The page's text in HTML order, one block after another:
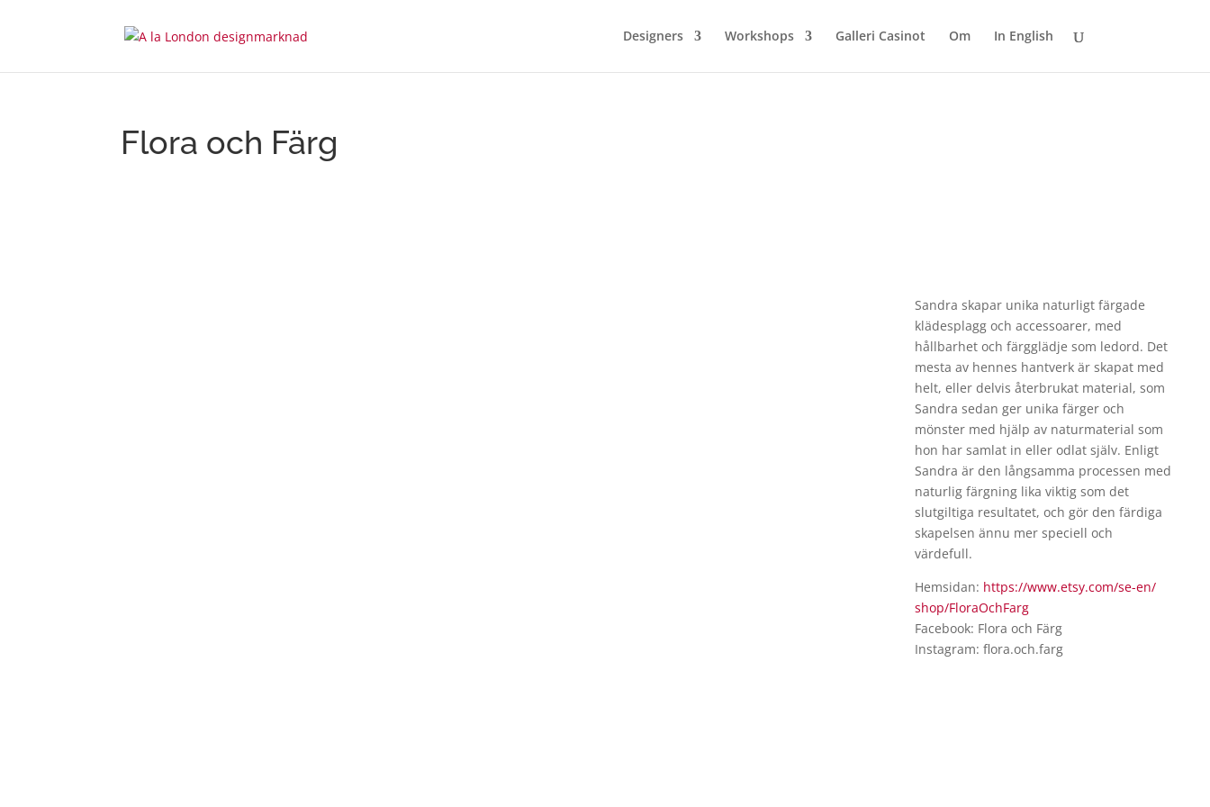
Designers Workshops Galleri Casinot Om In English
Flora och Färg
Sandra skapar unika naturligt färgade
klädesplagg och accessoarer, med
hållbarhet och färgglädje som ledord. Det
mesta av hennes hantverk är skapat med
helt, eller delvis återbrukat material, som
Sandra sedan ger unika färger och
mönster med hjälp av naturmaterial som
hon har samlat in eller odlat själv. Enligt
Sandra är den långsamma processen med
naturlig färgning lika viktig som det
slutgiltiga resultatet, och gör den färdiga
skapelsen ännu mer speciell och
värdefull.
Hemsidan: https://www.etsy.com/se-en/
shop/FloraOchFarg
Facebook: Flora och Färg
Instagram: flora.och.farg